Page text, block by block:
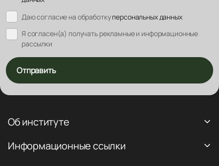
Даю согласие на обработкуперсональных данных
Я согласен(а) получать рекламные и информационные
рассылки
Отправить
Об институте
Информационные ссылки